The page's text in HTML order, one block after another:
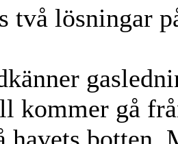
två lösningar
kommer gå